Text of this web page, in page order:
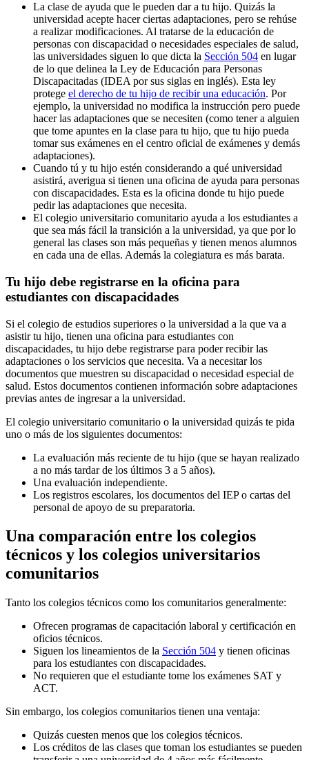
La clase de ayuda que le pueden dar a tu hijo. Quizás la
universidad acepte hacer ciertas adaptaciones, pero se rehúse
a realizar modificaciones. Al tratarse de la educación de
personas con discapacidad o necesidades especiales de salud,
las universidades siguen lo que dicta la Sección 504 en lugar
de lo que delinea la Ley de Educación para Personas
Discapacitadas (IDEA por sus siglas en inglés). Esta ley
protege el derecho de tu hijo de recibir una educación. Por
ejemplo, la universidad no modifica la instrucción pero puede
hacer las adaptaciones que se necesiten (como tener a alguien
que tome apuntes en la clase para tu hijo, que tu hijo pueda
tomar sus exámenes en el centro oficial de exámenes y demás
adaptaciones).
Cuando tú y tu hijo estén considerando a qué universidad
asistirá, averigua si tienen una oficina de ayuda para personas
con discapacidades. Esta es la oficina donde tu hijo puede
pedir las adaptaciones que necesita.
El colegio universitario comunitario ayuda a los estudiantes a
que sea más fácil la transición a la universidad, ya que por lo
general las clases son más pequeñas y tienen menos alumnos
en cada una de ellas. Además la colegiatura es más barata.
Tu hijo debe registrarse en la oficina para
estudiantes con discapacidades
Si el colegio de estudios superiores o la universidad a la que va a
asistir tu hijo, tienen una oficina para estudiantes con
discapacidades, tu hijo debe registrarse para poder recibir las
adaptaciones o los servicios que necesita. Va a necesitar los
documentos que muestren su discapacidad o necesidad especial de
salud. Estos documentos contienen información sobre adaptaciones
previas antes de ingresar a la universidad.
El colegio universitario comunitario o la universidad quizás te pida
uno o más de los siguientes documentos:
La evaluación más reciente de tu hijo (que se hayan realizado
a no más tardar de los últimos 3 a 5 años).
Una evaluación independiente.
Los registros escolares, los documentos del IEP o cartas del
personal de apoyo de su preparatoria.
Una comparación entre los colegios
técnicos y los colegios universitarios
comunitarios
Tanto los colegios técnicos como los comunitarios generalmente:
Ofrecen programas de capacitación laboral y certificación en
oficios técnicos.
Siguen los lineamientos de la Sección 504 y tienen oficinas
para los estudiantes con discapacidades.
No requieren que el estudiante tome los exámenes SAT y
ACT.
Sin embargo, los colegios comunitarios tienen una ventaja:
Quizás cuesten menos que los colegios técnicos.
Los créditos de las clases que toman los estudiantes se pueden